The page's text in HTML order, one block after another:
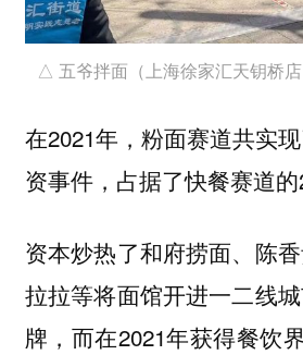
△ 五爷拌面（上海徐家汇天钥桥
在2021年，粉面赛道共实
资事件，占据了快餐赛道的
资本炒热了和府捞面、陈
拉拉等将面馆开进一二线
牌，而在2021年获得餐饮